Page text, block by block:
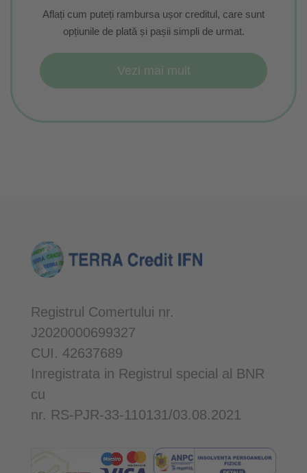
Aflați cum puteți rambursa ușor creditul, care sunt
opțiunile de plată și pașii simpli de urmat.
Vezi mai mult
Registrul Comertului nr.
J2020000699327
CUI. 42637689
Inregistrata in Registrul special al BNR
cu
nr. RS-PJR-33-110131/03.08.2021